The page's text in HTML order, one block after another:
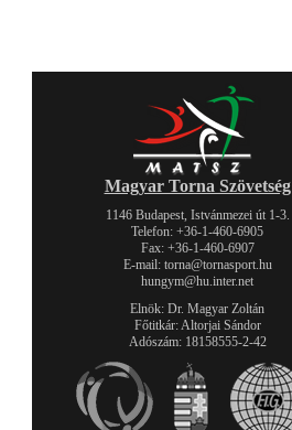
Magyar Torna Szövetség
1146 Budapest, Istvánmezei út 1-3.
Telefon: +36-1-460-6905
Fax: +36-1-460-6907
E-mail: torna@tornasport.hu
hungym@hu.inter.net
Elnök: Dr. Magyar Zoltán
Főtitkár: Altorjai Sándor
Adószám: 18158555-2-42